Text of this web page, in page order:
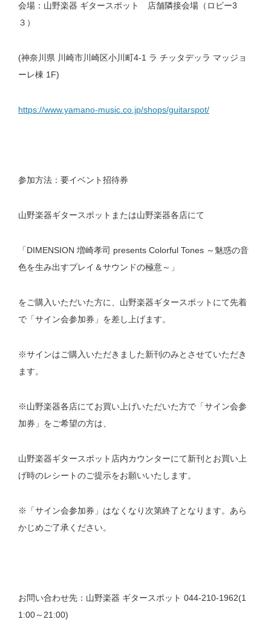
会場：山野楽器 ギタースポット 店舗隣接会場（ロビー3
３）
(神奈川県 川崎市川崎区小川町4-1 ラ チッタデッラ マッジョ
ーレ棟 1F)
https://www.yamano-music.co.jp/shops/guitarspot/
参加方法：要イベント招待券
山野楽器ギタースポットまたは山野楽器各店にて
「DIMENSION 増崎孝司 presents Colorful Tones ～魅惑の音
色を生み出すプレイ＆サウンドの極意～」
をご購入いただいた方に、山野楽器ギタースポットにて先着
で「サイン会参加券」を差し上げます。
※サインはご購入いただきました新刊のみとさせていただき
ます。
※山野楽器各店にてお買い上げいただいた方で「サイン会参
加券」をご希望の方は、
山野楽器ギタースポット店内カウンターにて新刊とお買い上
げ時のレシートのご提示をお願いいたします。
※「サイン会参加券」はなくなり次第終了となります。あら
かじめご了承ください。
お問い合わせ先：山野楽器 ギタースポット 044-210-1962(1
1:00～21:00)